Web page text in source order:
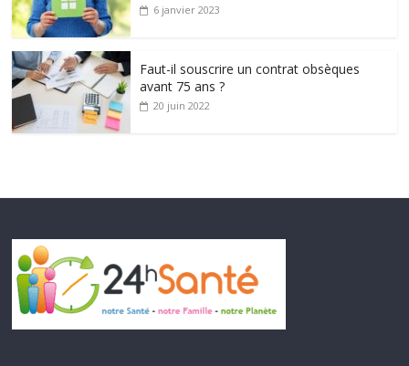
6 janvier 2023
Faut-il souscrire un contrat obsèques
avant 75 ans ?
20 juin 2022